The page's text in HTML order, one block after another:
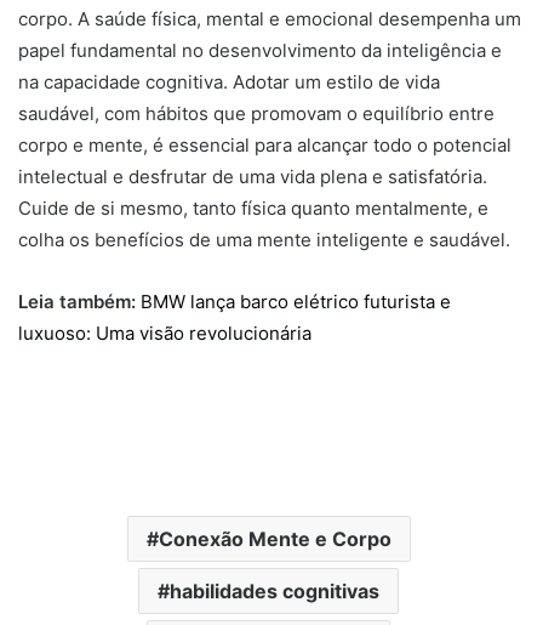
corpo. A saúde física, mental e emocional desempenha um
papel fundamental no desenvolvimento da inteligência e
na capacidade cognitiva. Adotar um estilo de vida
saudável, com hábitos que promovam o equilíbrio entre
corpo e mente, é essencial para alcançar todo o potencial
intelectual e desfrutar de uma vida plena e satisfatória.
Cuide de si mesmo, tanto física quanto mentalmente, e
colha os benefícios de uma mente inteligente e saudável.
Leia também: BMW lança barco elétrico futurista e
luxuoso: Uma visão revolucionária
Conexão Mente e Corpo
habilidades cognitivas